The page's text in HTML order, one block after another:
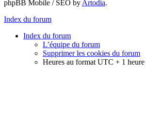
phpBB Mobile / SEO by Artodia.
Index du forum
Index du forum
L’équipe du forum
Supprimer les cookies du forum
Heures au format UTC + 1 heure